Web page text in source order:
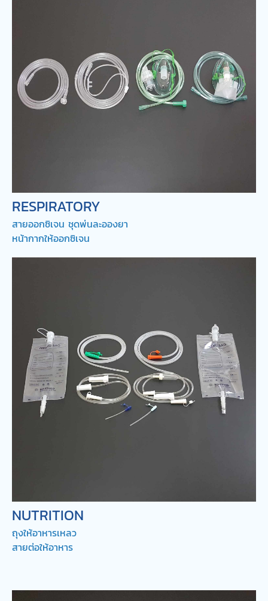
RESPIRATORY
สายออกซิเจน ชุดพ่นละอองยา
หน้ากากให้ออกซิเจน
NUTRITION
ถุงให้อาหารเหลว
สายต่อให้อาหาร